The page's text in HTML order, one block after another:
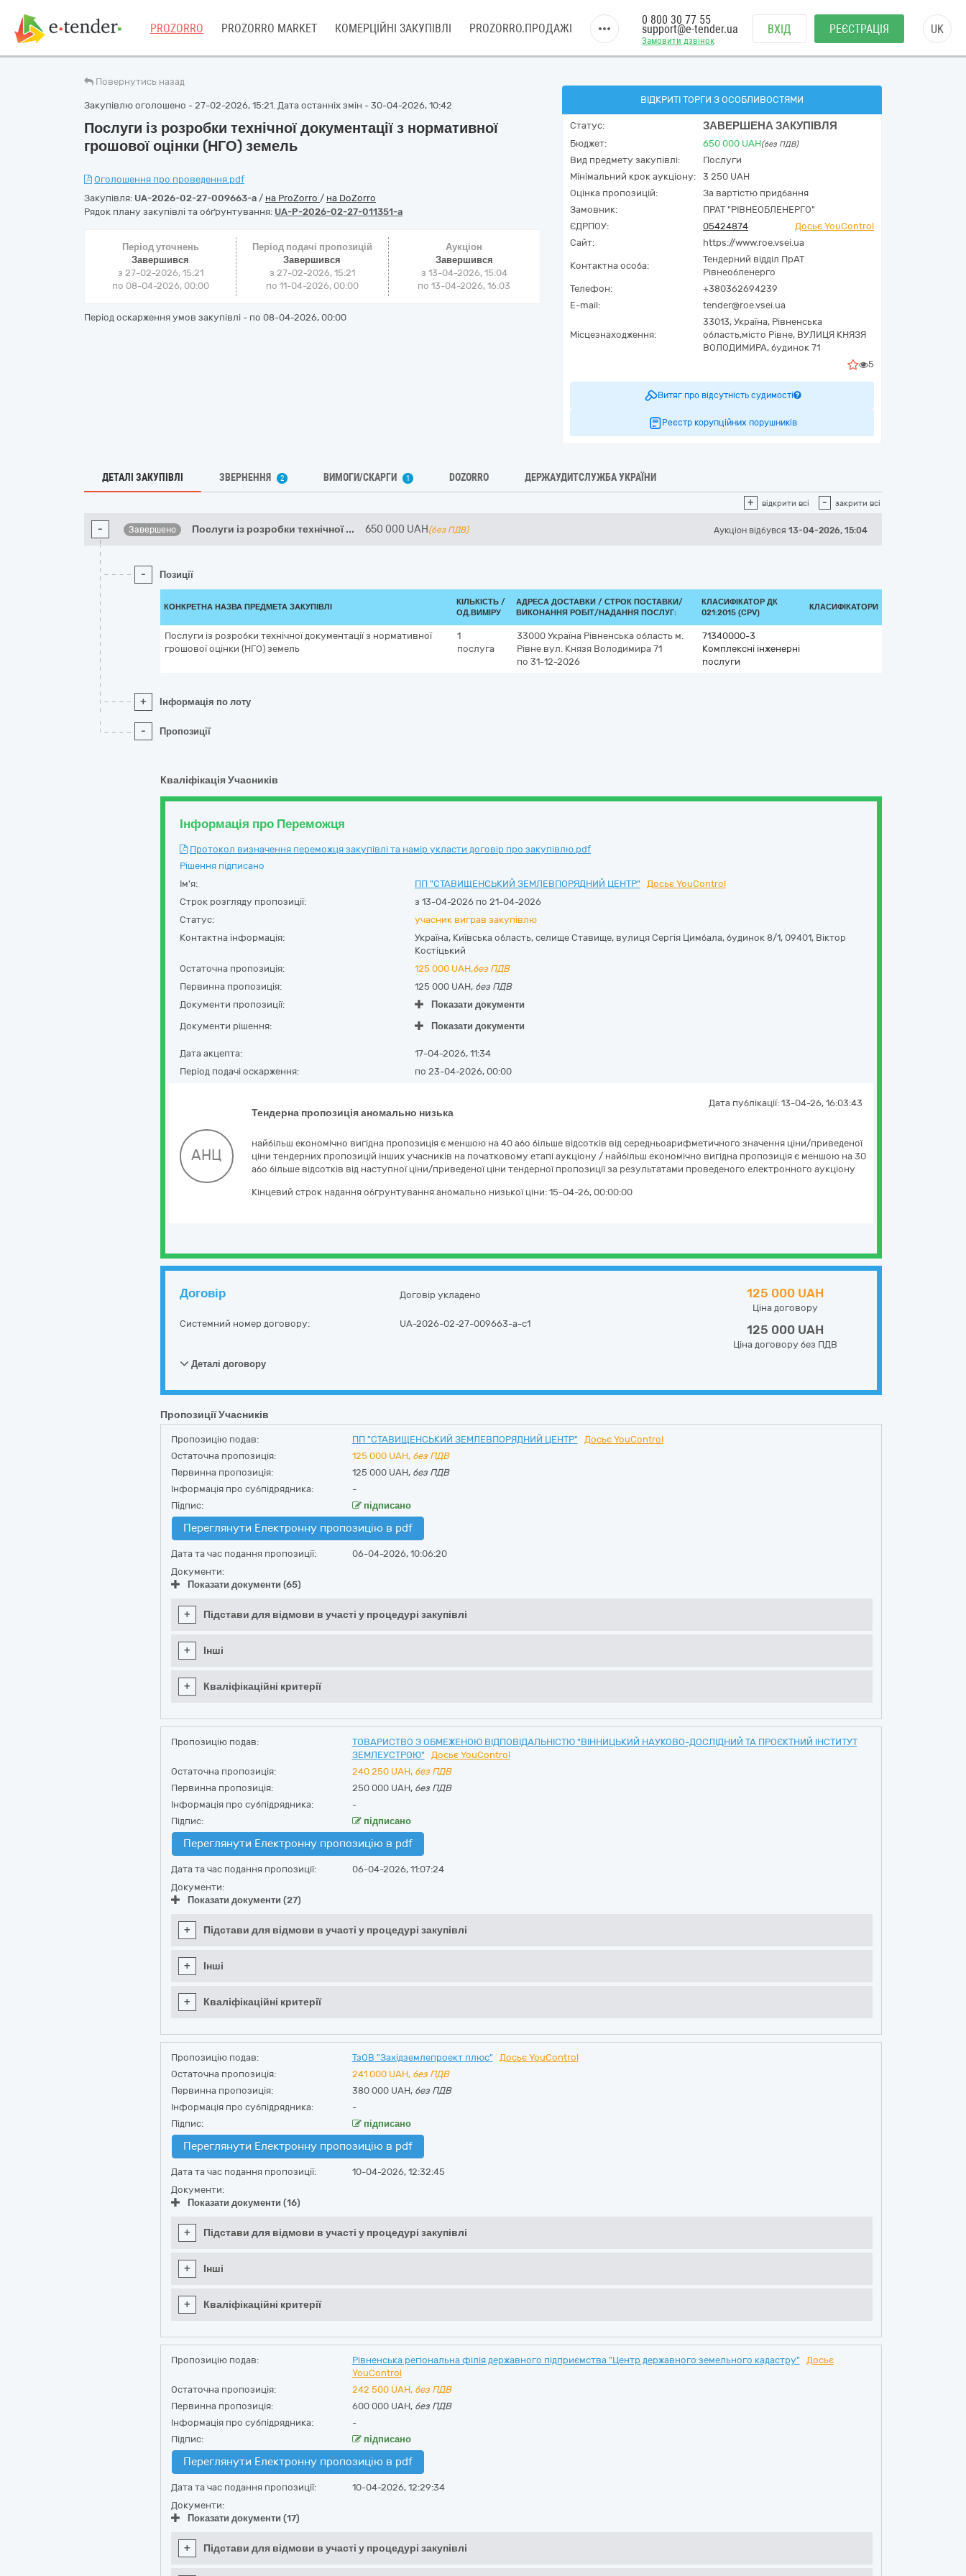
PROZORRO PROZORRO MARKET КОМЕРЦІЙНІ ЗАКУПІВЛІ PROZORRO.ПРОДАЖІ
Замовити дзвінок
0 800 30 77 55
support@e-tender.ua ВХІД РЕЄСТРАЦІЯ UK
Повернутись назад
Закупівлю оголошено - 27-02-2026, 15:21. Дата останніх змін - 30-04-2026, 10:42
Послуги із розробки технічної документації з нормативної
грошової оцінки (НГО) земель
Оголошення про проведення.pdf
Закупівля: UA-2026-02-27-009663-a / на ProZorro / на DoZorro
Рядок плану закупівлі та обґрунтування: UA-P-2026-02-27-011351-a
Період уточнень
Завершився
з 27-02-2026, 15:21
по 08-04-2026, 00:00
Період подачі пропозицій
Завершився
з 27-02-2026, 15:21
по 11-04-2026, 00:00
Аукціон
Завершився
з 13-04-2026, 15:04
по13-04-2026, 16:03
Період оскарження умов закупівлі - по 08-04-2026, 00:00
ВІДКРИТІ ТОРГИ З ОСОБЛИВОСТЯМИ
Статус: ЗАВЕРШЕНА ЗАКУПІВЛЯ
Бюджет: 650 000 UAH(без ПДВ)
Вид предмету закупівлі:
Послуги
Мінімальний крок аукціону:
3 250 UAH
Оцінка пропозицій:
За вартістю придбання
Замовник:
ПРАТ "РІВНЕОБЛЕНЕРГО"
ЄДРПОУ:
05424874
Досьє YouControl
Сайт:
https://www.roe.vsei.ua
Контактна особа:
Тендерний відділ ПрАТ
Рівнеобленерго
Телефон:
+380362694239
E-mail:
tender@roe.vsei.ua
Місцезнаходження:
33013, Україна, Рівненська
область,місто Рівне, ВУЛИЦЯ КНЯЗЯ
ВОЛОДИМИРА, будинок 71
5
Витяг про відсутність судимості
Реєстр корупційних порушників
ДЕТАЛІ ЗАКУПІВЛІ ЗВЕРНЕННЯ 2 ВИМОГИ/СКАРГИ 1 DOZORRO ДЕРЖАУДИТСЛУЖБА УКРАЇНИ
+ відкрити всі - закрити всі
- Завершено Послуги із розробки технічної... 650 000 UAH (без ПДВ) Аукціон відбувся 13-04-2026, 15:04
- Позиції
КОНКРЕТНА НАЗВА ПРЕДМЕТА ЗАКУПІВЛІ
КІЛЬКІСТЬ /
ОД.ВИМІРУ
АДРЕСА ДОСТАВКИ / СТРОК ПОСТАВКИ/
ВИКОНАННЯ РОБІТ/НАДАННЯ ПОСЛУГ:
КЛАСИФІКАТОР ДК
021:2015 (CPV)
КЛАСИФІКАТОРИ
Послуги із розробки технічної документації з нормативної
грошової оцінки (НГО) земель
1
послуга
33000 Україна Рівненська область м.
Рівне вул. Князя Володимира 71
по 31-12-2026
71340000-3
Комплексні інженерні
послуги
+ Інформація по лоту
- Пропозиції
Кваліфікація Учасників
Інформація про Переможця
Протокол визначення переможця закупівлі та намір укласти договір про закупівлю.pdf
Рішення підписано
Ім'я:
ПП "СТАВИЩЕНСЬКИЙ ЗЕМЛЕВПОРЯДНИЙ ЦЕНТР"
Досьє YouControl
Строк розгляду пропозиції:
з 13-04-2026 по 21-04-2026
Статус:
учасник виграв закупівлю
Контактна інформація:
Україна, Київська область, селище Ставище, вулиця Сергія Цимбала, будинок 8/1, 09401, Віктор
Костіцький
Остаточна пропозиція:
125 000 UAH,без ПДВ
Первинна пропозиція:
125 000 UAH, без ПДВ
Документи пропозиції:
Показати документи
Документи рішення:
Показати документи
Дата акцепта:
17-04-2026, 11:34
Період подачі оскарження:
по 23-04-2026, 00:00
Тендерна пропозиція аномально низька
Дата публікації: 13-04-26, 16:03:43
АНЦ
найбільш економічно вигідна пропозиція є меншою на 40 або більше відсотків від середньоарифметичного значення ціни/приведеної
ціни тендерних пропозицій інших учасників на початковому етапі аукціону / найбільш економічно вигідна пропозиція є меншою на 30
або більше відсотків від наступної ціни/приведеної ціни тендерної пропозиції за результатами проведеного електронного аукціону
Кінцевий строк надання обгрунтування аномально низької ціни: 15-04-26, 00:00:00
Договір Договір укладено
Системний номер договору: UA-2026-02-27-009663-a-c1
125 000 UAH
Ціна договору
125 000 UAH
Ціна договору без ПДВ
Деталі договору
Пропозиції Учасників
Пропозицію подав: ПП "СТАВИЩЕНСЬКИЙ ЗЕМЛЕВПОРЯДНИЙ ЦЕНТР"
Досьє YouControl
Остаточна пропозиція:
125 000 UAH, без ПДВ
Первинна пропозиція:
125 000 UAH, без ПДВ
Інформація про субпідрядника:
-
Підпис:
підписано
Переглянути Електронну пропозицію в pdf
Дата та час подання пропозиції:
06-04-2026, 10:06:20
Документи:
Показати документи (65)
+ Підстави для відмови в участі у процедурі закупівлі
+ Інші
+ Кваліфікаційні критерії
Пропозицію подав:
ТОВАРИСТВО З ОБМЕЖЕНОЮ ВІДПОВІДАЛЬНІСТЮ "ВІННИЦЬКИЙ НАУКОВО-ДОСЛІДНИЙ ТА ПРОЄКТНИЙ ІНСТИТУТ
ЗЕМЛЕУСТРОЮ"
Досьє YouControl
Остаточна пропозиція:
240 250 UAH, без ПДВ
Первинна пропозиція:
250 000 UAH, без ПДВ
Інформація про субпідрядника:
-
Підпис:
підписано
Переглянути Електронну пропозицію в pdf
Дата та час подання пропозиції:
06-04-2026, 11:07:24
Документи:
Показати документи (27)
+ Підстави для відмови в участі у процедурі закупівлі
+ Інші
+ Кваліфікаційні критерії
Пропозицію подав: ТзОВ "Західземлепроект плюс"
Досьє YouControl
Остаточна пропозиція:
241 000 UAH, без ПДВ
Первинна пропозиція:
380 000 UAH, без ПДВ
Інформація про субпідрядника:
-
Підпис:
підписано
Переглянути Електронну пропозицію в pdf
Дата та час подання пропозиції:
10-04-2026, 12:32:45
Документи:
Показати документи (16)
+ Підстави для відмови в участі у процедурі закупівлі
+ Інші
+ Кваліфікаційні критерії
Пропозицію подав: Рівненська регіональна філія державного підприємства "Центр державного земельного кадастру"
Досьє
YouControl
Остаточна пропозиція:
242 500 UAH, без ПДВ
Первинна пропозиція:
600 000 UAH, без ПДВ
Інформація про субпідрядника:
-
Підпис:
підписано
Переглянути Електронну пропозицію в pdf
Дата та час подання пропозиції:
10-04-2026, 12:29:34
Документи:
Показати документи (17)
+ Підстави для відмови в участі у процедурі закупівлі